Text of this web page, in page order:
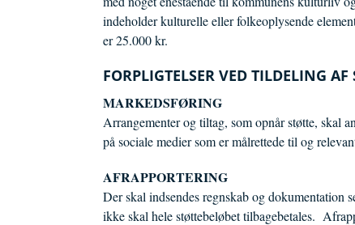
indeholder kulturelle eller folkeoplysende
er 25.000 kr.
FORPLIGTELSER VED TILDELING AF
MARKEDSFØRING
Arrangementer og tiltag, som opnår støtte, skal
på sociale medier som er målrettede til og
AFRAPPORTERING
Der skal indsendes regnskab og dokumentation
ikke skal hele støttebeløbet tilbagebetales.